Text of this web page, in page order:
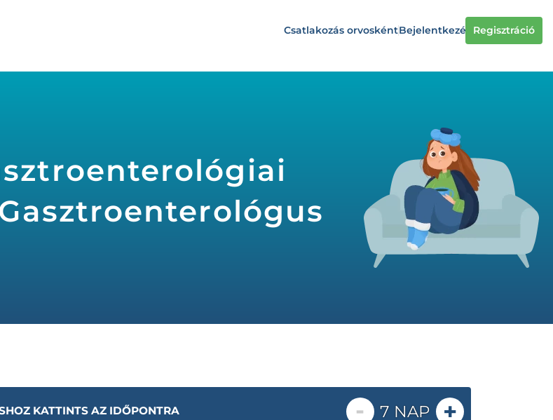
Csatlakozás orvoskéntBejelentkezés Regisztráció
KATTINTS AZ IDŐPONTRA - 7 NAP +